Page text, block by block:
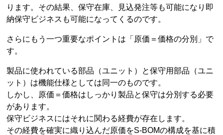
ります。その結果、保守在庫、見込発注等も可能になり即
納保守ビジネスも可能になってくるのです。
さらにもう一つ重要なポイントは「原価＝価格の分別」で
す。
製品に使われている部品（ユニット）と保守用部品（ユニ
ット）は機能仕様としては同一のものです。
しかし、原価＝価格はしっかり製品と保守は分別する必要
があります。
保守ビジネスにはそれに関わる経費が存在します。
その経費を確実に織り込んだ原価をS-BOMの構成を基に積